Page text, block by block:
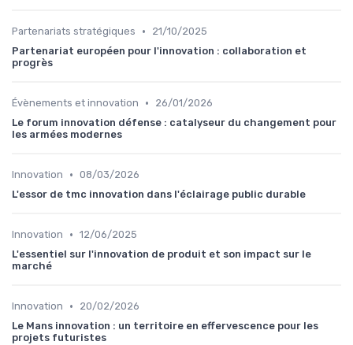
Partenariats stratégiques •
21/10/2025
Partenariat européen pour l'innovation : collaboration et
progrès
Évènements et innovation •
26/01/2026
Le forum innovation défense : catalyseur du changement pour
les armées modernes
Innovation • 08/03/2026
L'essor de tmc innovation dans l'éclairage public durable
Innovation • 12/06/2025
L'essentiel sur l'innovation de produit et son impact sur le
marché
Innovation •
20/02/2026
Le Mans innovation : un territoire en effervescence pour les
projets futuristes